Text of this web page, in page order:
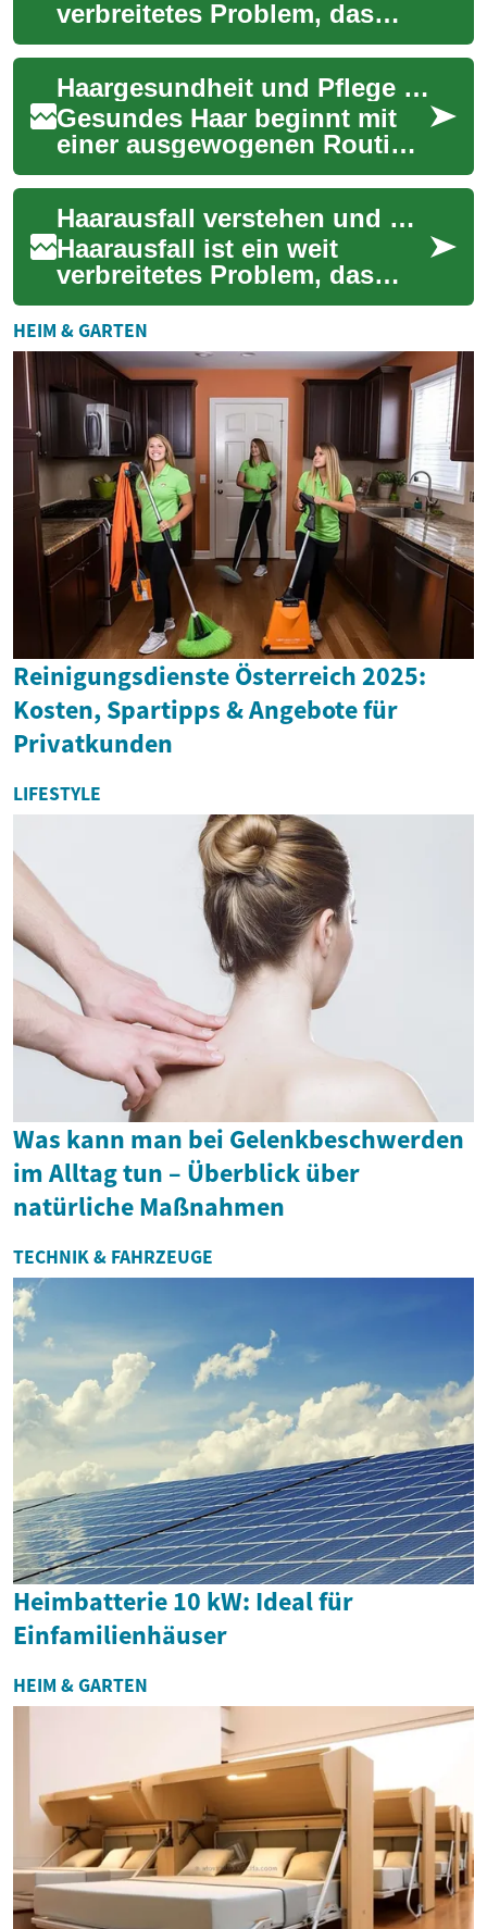
verbreitetes Problem, das
sowohl Frauen als auch
Männer betreffen kann. Es
kann verschiedene...
Haargesundheit und Pflege für Frauenfrisuren
Gesundes Haar beginnt mit
einer ausgewogenen Routine,
die Reinigung, Feuchtigkeit
und Schutz umfasst.
Unabhängig davo...
Haarausfall verstehen und behandeln: Ursachen, Lösungen und Nährstoffe
Haarausfall ist ein weit
verbreitetes Problem, das
viele Menschen betrifft und
oft zu Verunsicherung führt.
In diesem...
HEIM & GARTEN
Reinigungsdienste Österreich 2025:
Kosten, Spartipps & Angebote für
Privatkunden
LIFESTYLE
Was kann man bei Gelenkbeschwerden
im Alltag tun – Überblick über
natürliche Maßnahmen
TECHNIK & FAHRZEUGE
Heimbatterie 10 kW: Ideal für
Einfamilienhäuser
HEIM & GARTEN